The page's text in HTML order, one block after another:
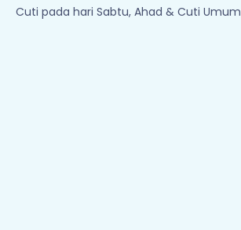
Cuti pada hari Sabtu, Ahad & Cuti Umum